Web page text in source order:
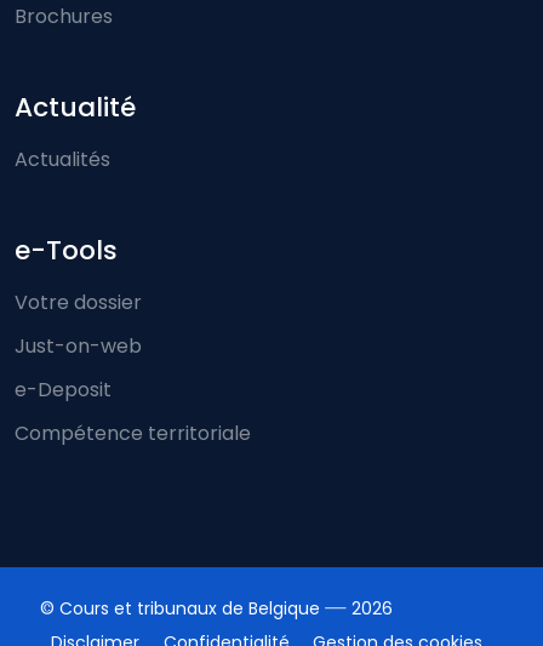
Brochures
Actualité
Actualités
e-Tools
Votre dossier
Just-on-web
e-Deposit
Compétence territoriale
© Cours et tribunaux de Belgique
2026